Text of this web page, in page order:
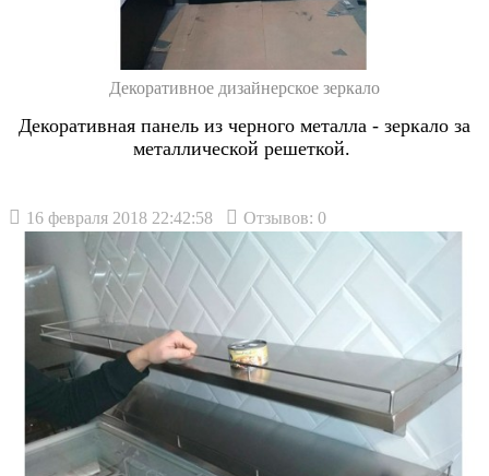
Декоративное дизайнерское зеркало
Декоративная панель из черного металла - зеркало за
металлической решеткой.
16 февраля 2018 22:42:58 Отзывов: 0